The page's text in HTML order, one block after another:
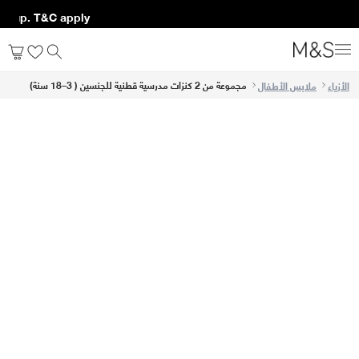
up. T&C apply*
الأزياء ملابس الأطفال مجموعة من 2 كنزات مدرسية قطنية للجنسين ( 3–18 سنة)